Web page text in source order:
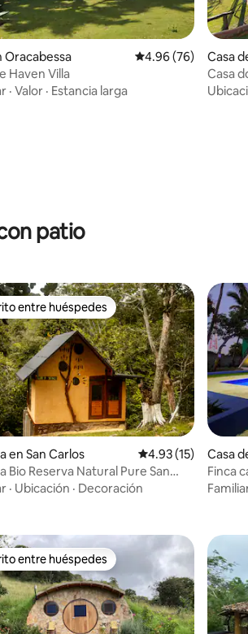
4.9 de 5; 31 evaluaciones
Oracabessa Calificación
4.96 (76)
Haven Villa
· Valor · Estancia larga
Casa
nal
Casa
patio
4.98 de 5; 57 evaluaciones
entre huéspedes
entre huéspedes
en San Carlos Calificación
4.93 (15)
Bio Reserva Natural Pure San
· Ubicación · Decoración
Casa
Finca
entre huéspedes
entre huéspedes